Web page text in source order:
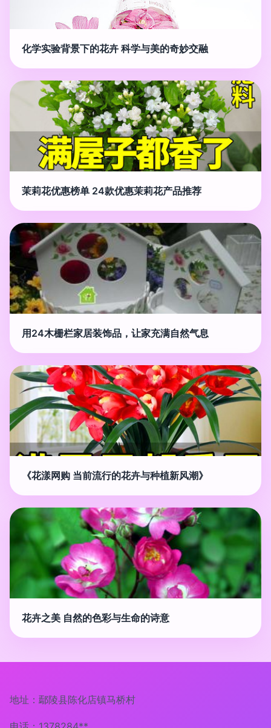
化学实验背景下的花卉 科学与美的奇妙交融
茉莉花优惠榜单 24款优惠茉莉花产品推荐
用24木栅栏家居装饰品，让家充满自然气息
《花漾网购 当前流行的花卉与种植新风潮》
花卉之美 自然的色彩与生命的诗意
地址：鄢陵县陈化店镇马桥村